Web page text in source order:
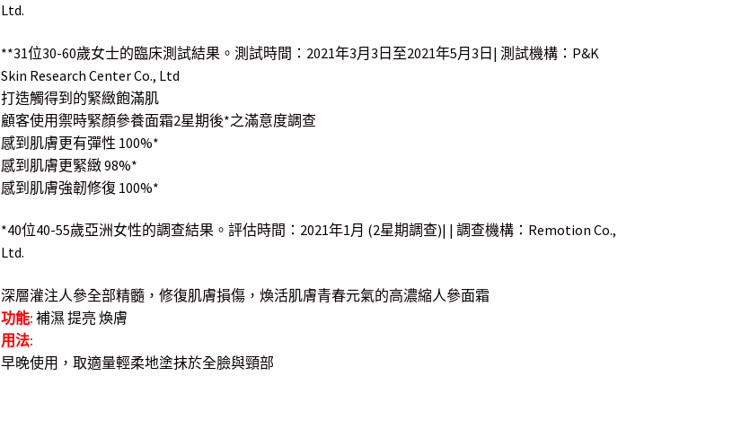
Ltd.
**31位30-60歲女士的臨床測試結果。測試時間：2021年3月3日至2021年5月3日| 測試機構：P&K
Skin Research Center Co., Ltd
打造觸得到的緊緻飽滿肌
顧客使用禦時緊顏參養面霜2星期後*之滿意度調查
感到肌膚更有彈性 100%*
感到肌膚更緊緻 98%*
感到肌膚強韌修復 100%*
*40位40-55歲亞洲女性的調查結果。評估時間：2021年1月 (2星期調查)| | 調查機構：Remotion Co.,
Ltd.
深層灌注人參全部精髓，修復肌膚損傷，煥活肌膚青春元氣的高濃縮人參面霜
功能: 補濕 提亮 煥膚
用法:
早晚使用，取適量輕柔地塗抹於全臉與頸部